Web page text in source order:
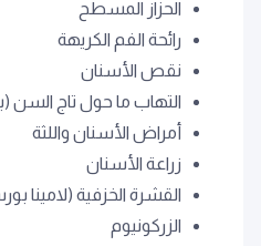
الحزاز المسطح
رائحة الفم الكريهة
نقص الأسنان
التهاب ما حول تاج السن
أمراض الأسنان واللثة
زراعة الأسنان
القشرة الخزفية (لامينا
الزركونيوم